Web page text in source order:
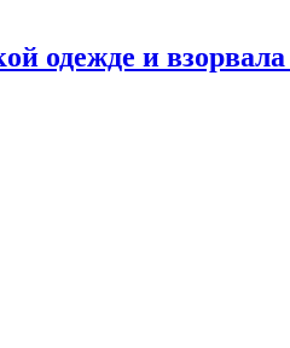
одежде и взорвала